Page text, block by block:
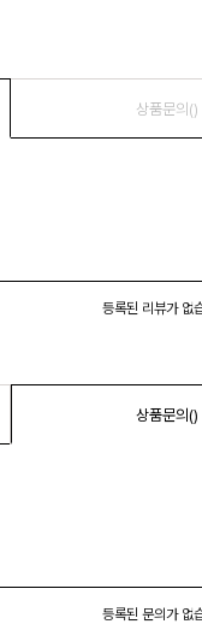
상품문의()
등록된 리뷰가 없
상품문의()
등록된 문의가 없